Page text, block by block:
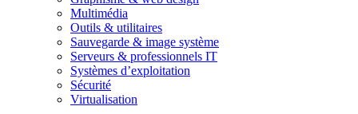
Multimédia
Outils & utilitaires
Sauvegarde & image système
Serveurs & professionnels IT
Systèmes d’exploitation
Sécurité
Virtualisation